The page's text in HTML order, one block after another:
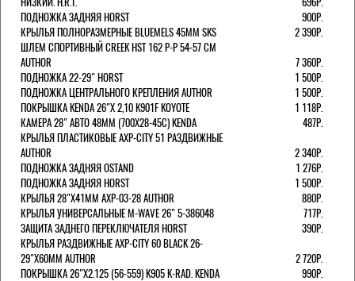
ПОДНОЖКА ЗАДНЯЯ HORST
900Р.
КРЫЛЬЯ ПОЛНОРАЗМЕРНЫЕ BLUEMELS 45MM SKS
2 390Р.
ШЛЕМ СПОРТИВНЫЙ CREEK HST 162 Р-Р 54-57 СМ
AUTHOR
7 360Р.
ПОДНОЖКА 22-29" HORST
1 500Р.
ПОДНОЖКА ЦЕНТРАЛЬНОГО КРЕПЛЕНИЯ AUTHOR
1 500Р.
ПОКРЫШКА KENDA 26"Х 2,10 K901F KOYOTE
1 118Р.
КАМЕРА 28" АВТО 48ММ (700Х28-45С) KENDA
487Р.
КРЫЛЬЯ ПЛАСТИКОВЫЕ AXP-CITY 51 РАЗДВИЖНЫЕ
AUTHOR
2 340Р.
ПОДНОЖКА ЗАДНЯЯ OSTAND
1 276Р.
ПОДНОЖКА ЗАДНЯЯ HORST
1 500Р.
КРЫЛЬЯ 28"Х41ММ AXP-03-28 AUTHOR
880Р.
КРЫЛЬЯ УНИВЕРСАЛЬНЫЕ M-WAVE 26" 5-386048
717Р.
ЗАЩИТА ЗАДНЕГО ПЕРЕКЛЮЧАТЕЛЯ HORST
390Р.
КРЫЛЬЯ РАЗДВИЖНЫЕ AXP-CITY 60 BLACK 26-
29"Х60ММ AUTHOR
2 720Р.
ПОКРЫШКА 26"Х2.125 (56-559) K905 K-RAD. KENDA
990Р.